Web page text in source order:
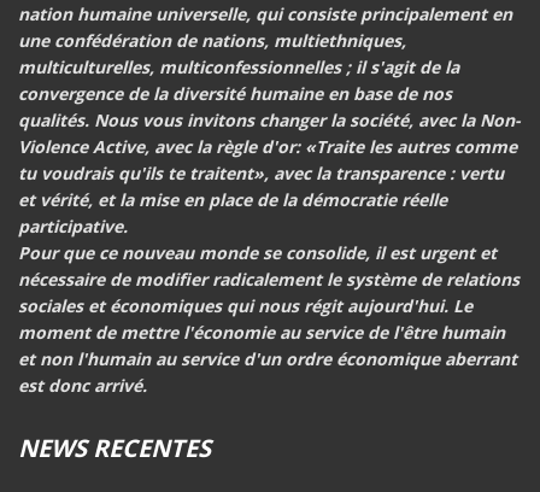
nation humaine universelle, qui consiste principalement en
une confédération de nations, multiethniques,
multiculturelles, multiconfessionnelles ; il s'agit de la
convergence de la diversité humaine en base de nos
qualités. Nous vous invitons changer la société, avecla Non-
Violence Active, avec la règle d'or: «Traite les autres comme
tu voudrais qu'ils te traitent», avec la transparence : vertu
et vérité, et la mise en place de la démocratie réelle
participative.
Pour que ce nouveau monde se consolide, il est urgent et
nécessaire de modifier radicalement le système de relations
sociales et économiques qui nous régit aujourd'hui. Le
moment de mettre l'économie au service de l'être humain
et non l'humain au service d'un ordre économique aberrant
est donc arrivé.
NEWS RECENTES